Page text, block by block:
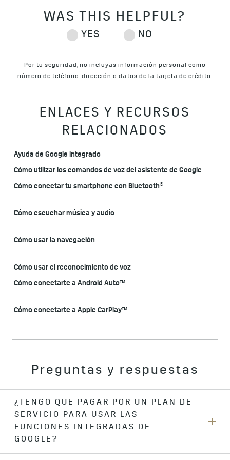
Por tu seguridad, no incluyas información personal como
número de teléfono, dirección o datos de la tarjeta de crédito.
ENLACES Y RECURSOS
RELACIONADOS
Ayuda de Google integrado
Cómo utilizar los comandos de voz del asistente de Google
Cómo conectar tu smartphone con Bluetooth®
Cómo escuchar música y audio
Cómo usar la navegación
Cómo usar el reconocimiento de voz
Cómo conectarte a Android Auto™
Cómo conectarte a Apple CarPlay™
Preguntas y respuestas
¿TENGO QUE PAGAR POR UN PLAN DE
SERVICIO PARA USAR LAS
FUNCIONES INTEGRADAS DE
GOOGLE?